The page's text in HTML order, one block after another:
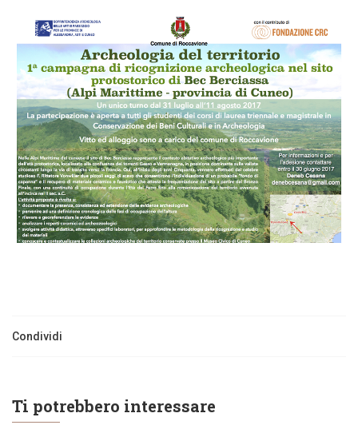
Condividi
Ti potrebbero interessare